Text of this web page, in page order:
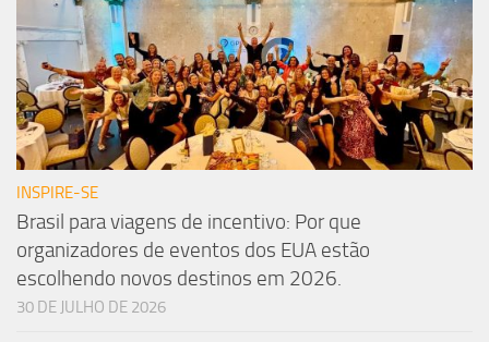
INSPIRE-SE
Brasil para viagens de incentivo: Por que
organizadores de eventos dos EUA estão
escolhendo novos destinos em 2026.
30 DE JULHO DE 2026